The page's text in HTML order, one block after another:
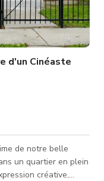
d'un Cinéaste
de notre belle
un quartier en plein
créative,